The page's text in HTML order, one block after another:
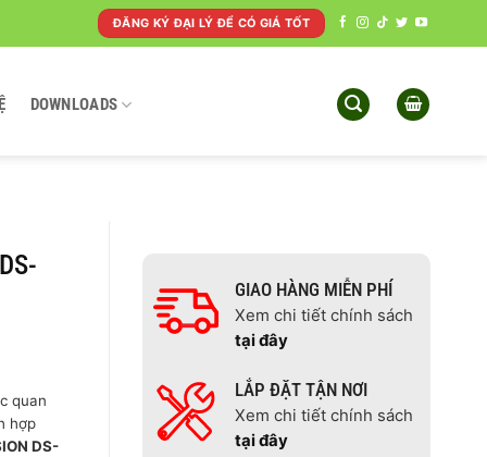
ĐĂNG KÝ ĐẠI LÝ ĐỂ CÓ GIÁ TỐT
DOWNLOADS
GIAO HÀNG MIỄN PHÍ
Xem chi tiết chính sách
tại đây
LẮP ĐẶT TẬN NƠI
Xem chi tiết chính sách
tại đây
quan
hợp
DS-